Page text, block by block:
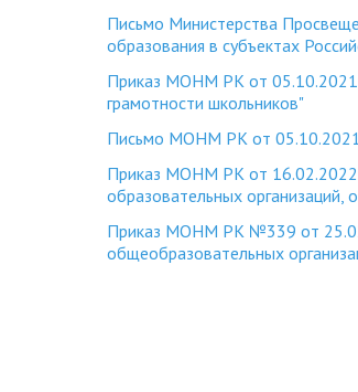
Письмо Министерства
образования в субъектах
Приказ МОНМ РК от
грамотности школьников"
Письмо МОНМ РК от
Приказ МОНМ РК от
образовательных
Приказ МОНМ РК №339 от
общеобразовательных